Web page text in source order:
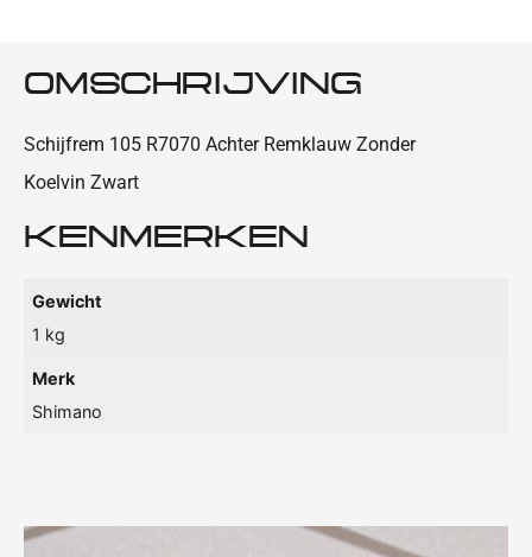
OMSCHRIJVING
Schijfrem 105 R7070 Achter Remklauw Zonder
Koelvin Zwart
KENMERKEN
Gewicht
1 kg
Merk
Shimano